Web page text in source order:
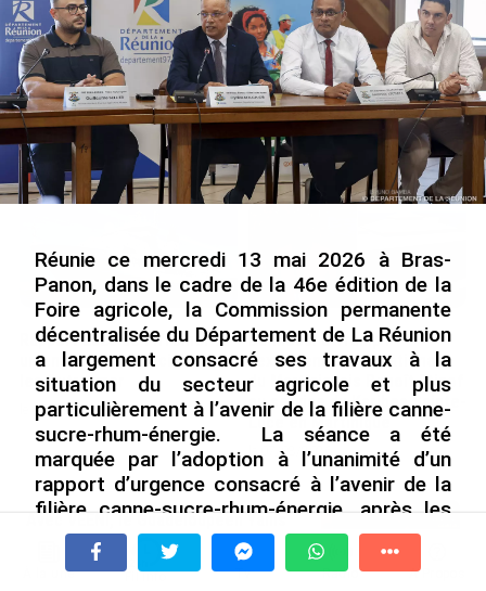
SÉRIE. Histoire des chefs-lieux d’Outre-mer :
Nouméa, une capitale construite par le bagne,
le nickel et le Pacifique
le 08/08/2026
Rapport 2025 de l’Ifremer :
un engagement décisif dans
les Outre-mer
le 07/08/2026
De Messi à Trump :
l’expérience internationale
du Martiniquais Benoît Etinof
au service du Karibea Sainte-
Luce en Martinique
le 07/08/2026
Avec VEENI, le Guadeloupéen Yanis
Foy entend participer au
développement tourist...
À la une Tv Radio A Propos
Réunie ce mercredi 13 mai 2026 à Bras-
Panon, dans le cadre de la 46e édition de la
Foire agricole, la Commission permanente
décentralisée du Département de La Réunion
a largement consacré ses travaux à la
situation du secteur agricole et plus
particulièrement à l’avenir de la filière canne-
sucre-rhum-énergie. La séance a été
marquée par l’adoption à l’unanimité d’un
rapport d’urgence consacré à l’avenir de la
filière canne-sucre-rhum-énergie, après les
annonces de Tereos concernant l’ouverture
du capital de ses activités réunionnaises.